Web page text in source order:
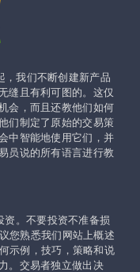
我们不断创建新产品
缝且有利可图的。这仅
会，而且还教他们如何
们制定了原始的交易策
中智能地使用它们，并
员说的所有语言进行教
资。不要投资不准备损
您熟悉我们网站上概述
示例，技巧，策略和说
。交易者独立做出决